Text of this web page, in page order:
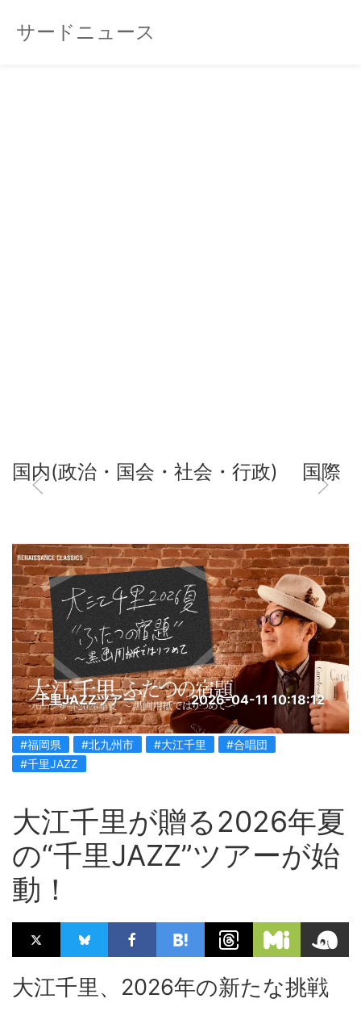
サードニュース
国内(政治・国会・社会・行政) 国際
千里JAZZツアー 2026-04-11 10:18:12
#福岡県 #北九州市 #大江千里
#合唱団
#千里JAZZ
大江千里が贈る2026年夏
の“千里JAZZ”ツアーが始
動！
大江千里、2026年の新たな挑戦